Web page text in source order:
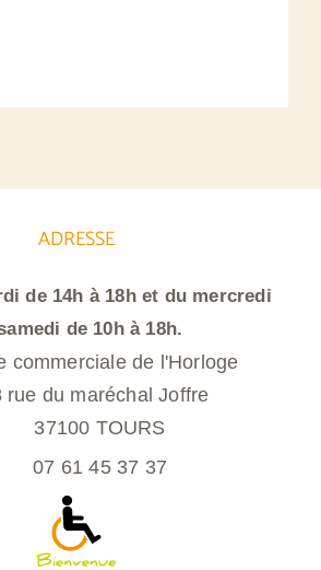
ADRESSE
de 14h à 18h et du mercredi
de 10h à 18h.
commerciale de l'Horloge
rue du maréchal Joffre
37100 TOURS
07 61 45 37 37